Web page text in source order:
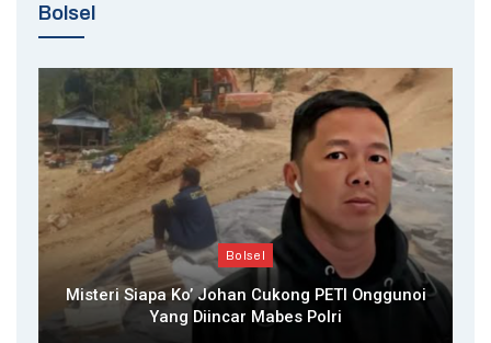
Bolsel
Bolsel
Misteri Siapa Ko’ Johan Cukong PETI Onggunoi
Yang Diincar Mabes Polri